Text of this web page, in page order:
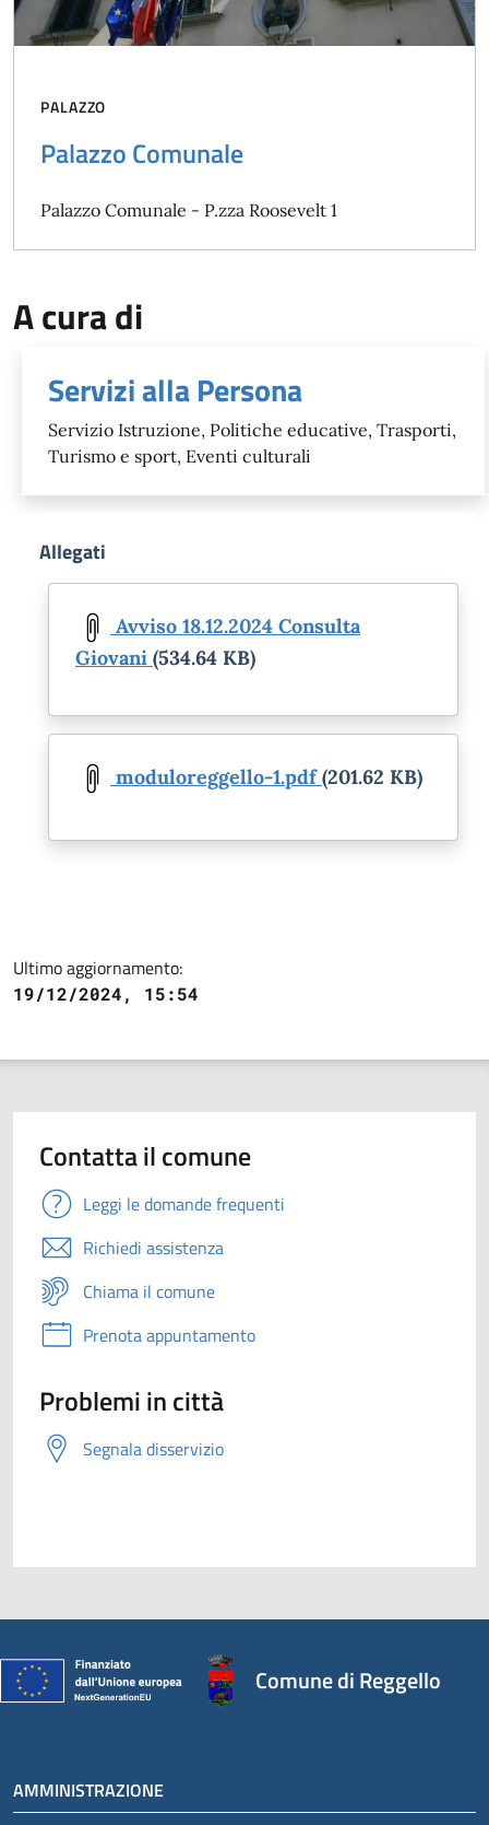
PALAZZO
Palazzo Comunale
Palazzo Comunale - P.zza Roosevelt 1
A cura di
Servizi alla Persona
Servizio Istruzione, Politiche educative, Trasporti,
Turismo e sport, Eventi culturali
Allegati
Avviso 18.12.2024 Consulta
Giovani (534.64 KB)
moduloreggello-1.pdf(201.62 KB)
Ultimo aggiornamento:
19/12/2024, 15:54
Contatta il comune
Leggi le domande frequenti
Richiedi assistenza
Chiama il comune
Prenota appuntamento
Problemi in città
Segnala disservizio
Comune di Reggello
AMMINISTRAZIONE